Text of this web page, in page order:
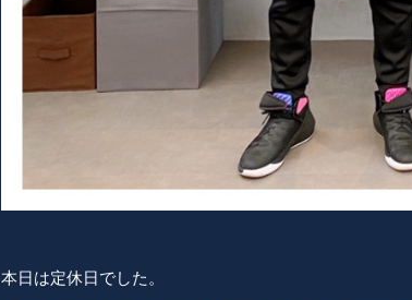
本日は定休日でした。